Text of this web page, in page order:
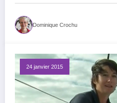
Dominique Crochu
24 janvier 2015